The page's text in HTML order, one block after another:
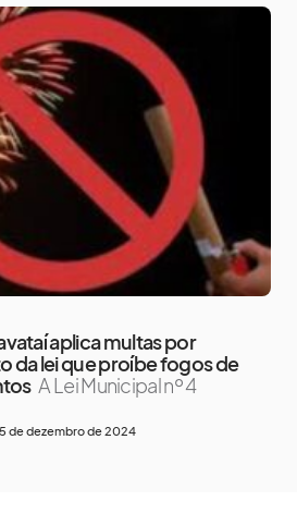
aplica multas por
da lei que proíbe fogos de
A Lei Municipal nº 4
de dezembro de 2024